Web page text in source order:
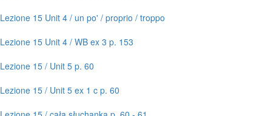
Lezione 15 Unit 4 / un po' / proprio / troppo
Lezione 15 Unit 4 / WB ex 3 p. 153
Lezione 15 / Unit 5 p. 60
Lezione 15 / Unit 5 ex 1 c p. 60